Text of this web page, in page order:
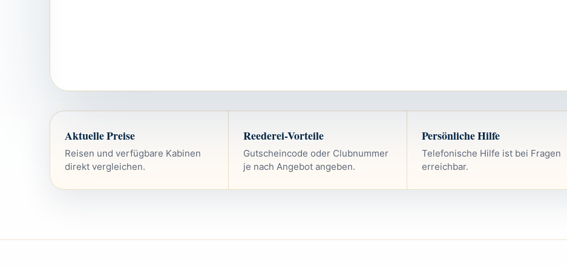
Aktuelle Preise
Reisen und verfügbare Kabinen
direkt vergleichen.
Reederei-Vorteile
Gutscheincode oder Clubnummer
je nach Angebot angeben.
Persönliche Hilfe
Telefonische Hilfe ist bei Fragen
erreichbar.